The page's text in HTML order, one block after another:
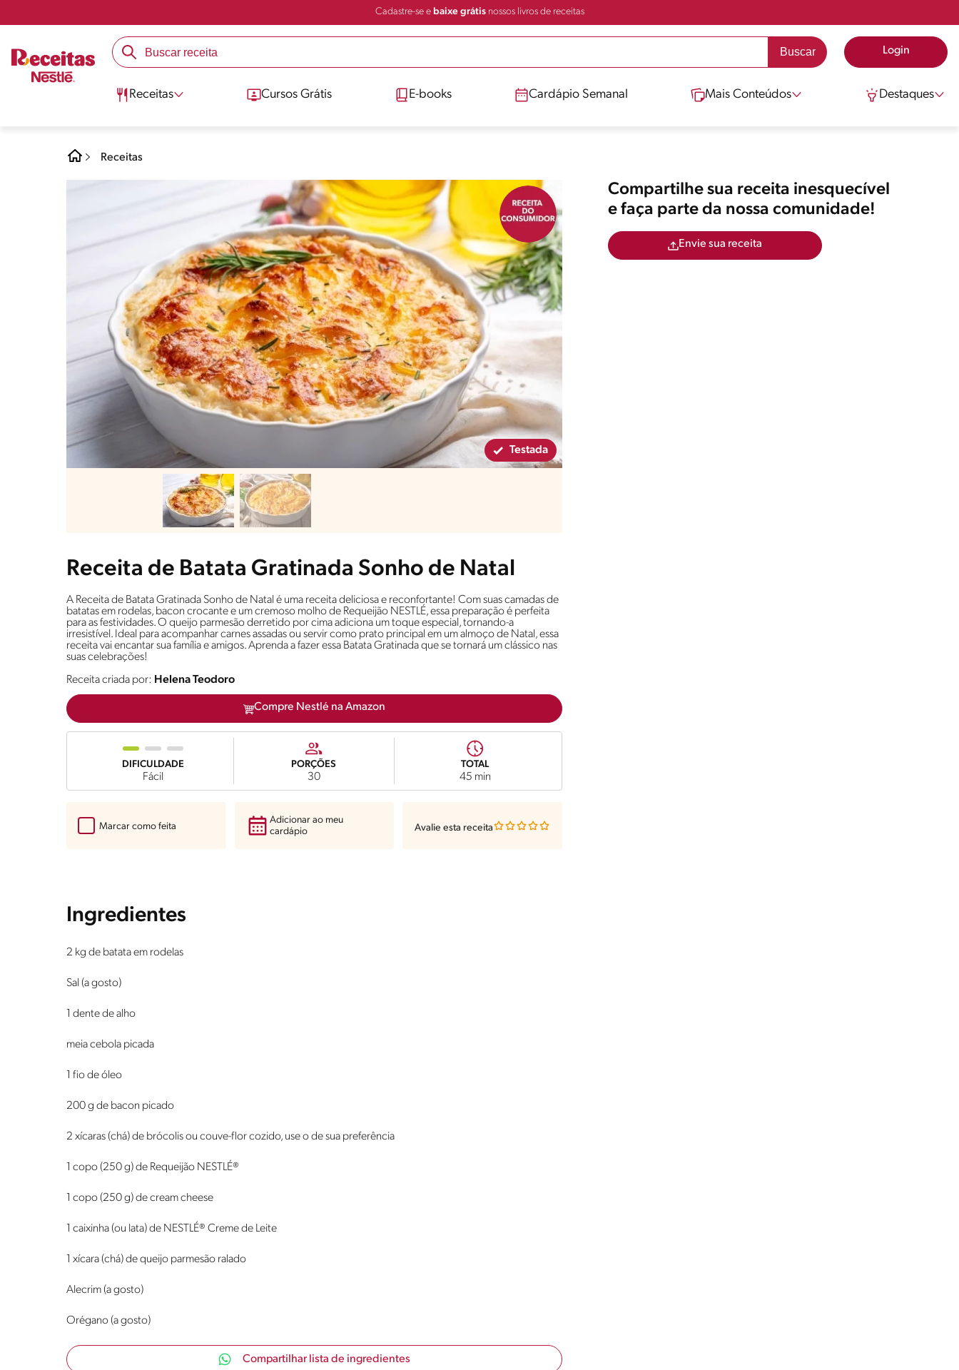
Cadastre-se e baixe grátisnossos livros de receitas
Login
Receitas Cursos Grátis E-books Cardápio Semanal Mais Conteúdos Destaques
Receitas
Testada
Receita de Batata Gratinada Sonho de Natal
A Receita de Batata Gratinada Sonho de Natal é uma receita deliciosa e reconfortante! Com suas camadas de
batatas em rodelas, bacon crocante e um cremoso molho de Requeijão NESTLÉ, essa preparação é perfeita
para as festividades. O queijo parmesão derretido por cima adiciona um toque especial, tornando-a
irresistível. Ideal para acompanhar carnes assadas ou servir como prato principal em um almoço de Natal, essa
receita vai encantar sua família e amigos. Aprenda a fazer essa Batata Gratinada que se tornará um clássico nas
suas celebrações!
Receita criada por: Helena Teodoro
Compre Nestlé na Amazon
DIFICULDADE
Fácil
PORÇÕES
30
TOTAL
45 min
Marcar como feita
Adicionar ao meu
cardápio
Avalie esta receita
Ingredientes
2 kg de batata em rodelas
Sal (a gosto)
1 dente de alho
meia cebola picada
1 fio de óleo
200 g de bacon picado
2 xícaras (chá) de brócolis ou couve-flor cozido, use o de sua preferência
1 copo (250 g) de Requeijão NESTLÉ®
1 copo (250 g) de cream cheese
1 caixinha (ou lata) de NESTLÉ® Creme de Leite
1 xícara (chá) de queijo parmesão ralado
Alecrim (a gosto)
Orégano (a gosto)
Compartilhar lista de ingredientes
Compartilhe sua receita inesquecível
e faça parte da nossa comunidade!
Envie sua receita